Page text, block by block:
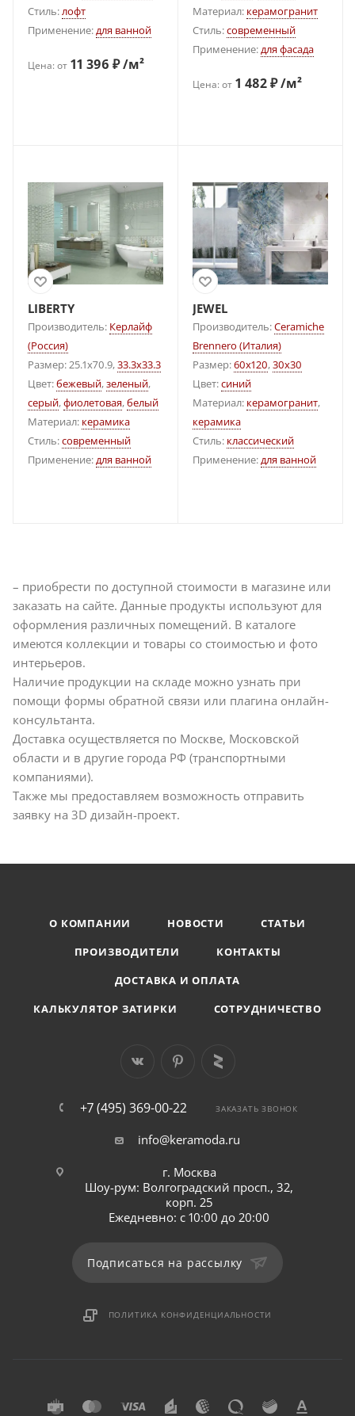
Стиль:лофт
Применение:для ванной
Цена: от 11 396 ₽ /м²
Материал: керамогранит
Стиль:современный
Применение:для фасада
Цена: от 1 482 ₽ /м²
LIBERTY
Производитель: Керлайф
(Россия)
Размер: 25.1x70.9,33.3x33.3
Цвет:бежевый,зеленый,
серый,фиолетовая,белый
Материал: керамика
Стиль:современный
Применение:для ванной
JEWEL
Производитель:Ceramiche
Brennero (Италия)
Размер:60x120,30x30
Цвет:синий
Материал: керамогранит,
керамика
Стиль: классический
Применение:для ванной
– приобрести по доступной стоимости в магазине или
заказать на сайте. Данные продукты используют для
оформления различных помещений. В каталоге
имеются коллекции и товары со стоимостью и фото
интерьеров.
Наличие продукции на складе можно узнать при
помощи формы обратной связи или плагина онлайн-
консультанта.
Доставка осуществляется по Москве, Московской
области и в другие города РФ (транспортными
компаниями).
Также мы предоставляем возможность отправить
заявку на 3D дизайн-проект.
О КОМПАНИИ НОВОСТИ
СТАТЬИ
ПРОИЗВОДИТЕЛИ
КОНТАКТЫ
ДОСТАВКА И ОПЛАТА
КАЛЬКУЛЯТОР ЗАТИРКИ
СОТРУДНИЧЕСТВО
+7 (495) 369-00-22 ЗАКАЗАТЬ ЗВОНОК
info@keramoda.ru
г. Москва
Шоу-рум: Волгоградский просп., 32,
корп. 25
Ежедневно: с 10:00 до 20:00
Подписаться на рассылку
ПОЛИТИКА КОНФИДЕНЦИАЛЬНОСТИ